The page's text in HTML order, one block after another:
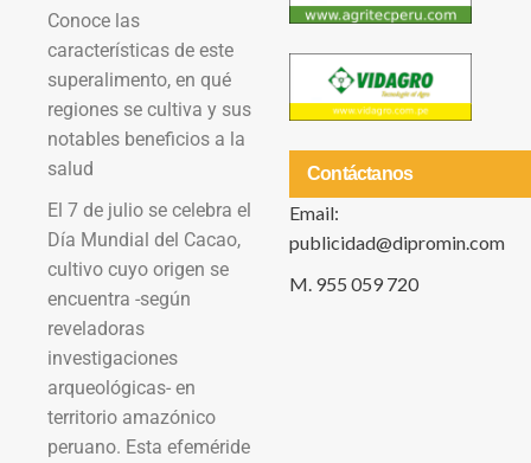
Conoce las
características de este
superalimento, en qué
regiones se cultiva y sus
notables beneficios a la
salud
El 7 de julio se celebra el
Día Mundial del Cacao,
cultivo cuyo origen se
encuentra -según
reveladoras
investigaciones
arqueológicas- en
territorio amazónico
peruano. Esta efeméride
Contáctanos
Email:
publicidad@dipromin.com
M. 955 059 720